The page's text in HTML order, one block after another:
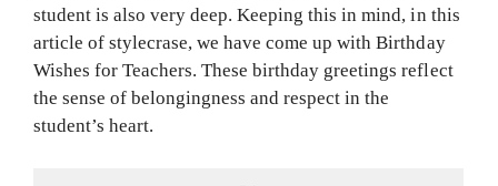
student is also very deep. Keeping this in mind, in this
article of stylecrase, we have come up with Birthday
Wishes for Teachers. These birthday greetings reflect
the sense of belongingness and respect in the
student’s heart.